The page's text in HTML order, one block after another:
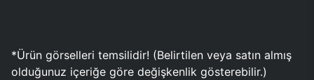
*Ürün görselleri temsilidir! (Belirtilen veya satın almış
olduğunuz içeriğe göre değişkenlik gösterebilir.)